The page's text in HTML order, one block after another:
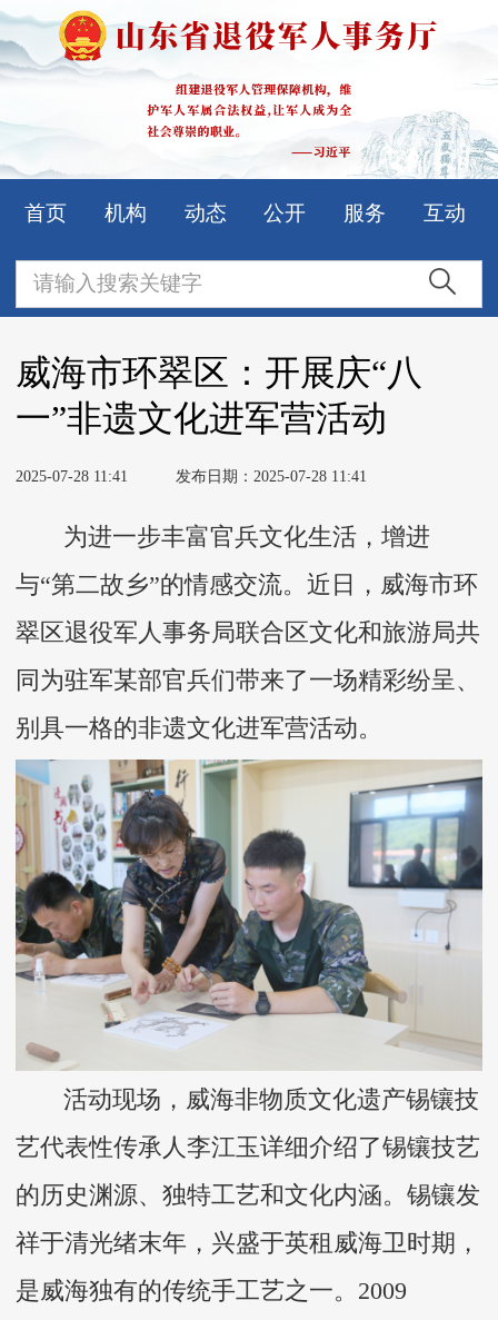
首页 机构 动态 公开 服务 互动
威海市环翠区：开展庆“八
一”非遗文化进军营活动
2025-07-28 11:41 发布日期：2025-07-28 11:41
为进一步丰富官兵文化生活，增进
与“第二故乡”的情感交流。近日，威海市环
翠区退役军人事务局联合区文化和旅游局共
同为驻军某部官兵们带来了一场精彩纷呈、
别具一格的非遗文化进军营活动。
活动现场，威海非物质文化遗产锡镶技
艺代表性传承人李江玉详细介绍了锡镶技艺
的历史渊源、独特工艺和文化内涵。锡镶发
祥于清光绪末年，兴盛于英租威海卫时期，
是威海独有的传统手工艺之一。2009